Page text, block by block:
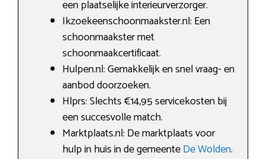
een plaatselijke interieurverzorger.
Ikzoekeenschoonmaakster.nl: Een
schoonmaakster met
schoonmaakcertificaat.
Hulpen.nl: Gemakkelijk en snel vraag- en
aanbod doorzoeken.
Hlprs: Slechts €14,95 servicekosten bij
een succesvolle match.
Marktplaats.nl: De marktplaats voor
hulp in huis in de gemeenteDe Wolden.